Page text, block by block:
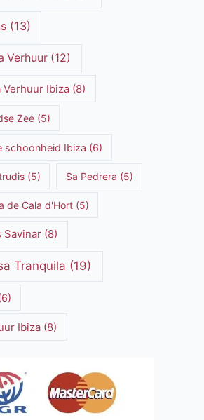
(13)
Verhuur (12)
Verhuur Ibiza (8)
Zee(5)
schoonheid Ibiza (6)
(5) Sa Pedrera (5)
de Cala d'Hort(5)
Savinar (8)
Tranquila (19)
Ibiza (8)